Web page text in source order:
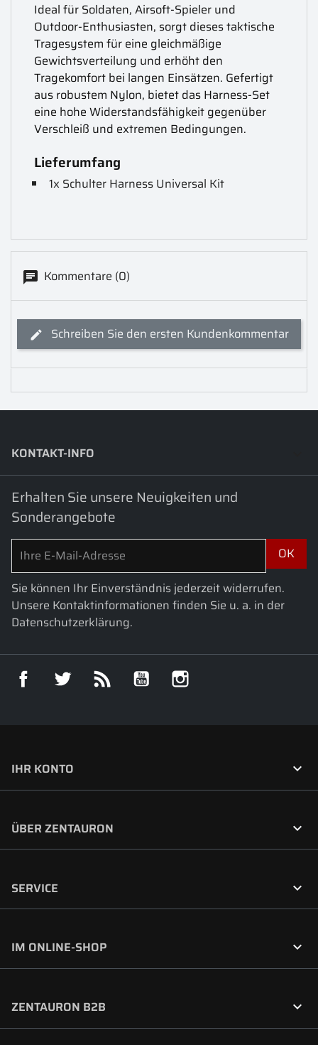
Ideal für Soldaten, Airsoft-Spieler und
Outdoor-Enthusiasten, sorgt dieses taktische
Tragesystem für eine gleichmäßige
Gewichtsverteilung und erhöht den
Tragekomfort bei langen Einsätzen. Gefertigt
aus robustem Nylon, bietet das Harness-Set
eine hohe Widerstandsfähigkeit gegenüber
Verschleiß und extremen Bedingungen.
Lieferumfang
1x Schulter Harness Universal Kit
Kommentare (0)
Schreiben Sie den ersten Kundenkommentar
KONTAKT-INFO
Erhalten Sie unsere Neuigkeiten und
Sonderangebote
Sie können Ihr Einverständnis jederzeit widerrufen.
Unsere Kontaktinformationen finden Sie u. a. in der
Datenschutzerklärung.
Facebook Twitter RSS YouTube
IHR KONTO 
ÜBER ZENTAURON 
SERVICE 
IM ONLINE-SHOP 
ZENTAURON B2B 